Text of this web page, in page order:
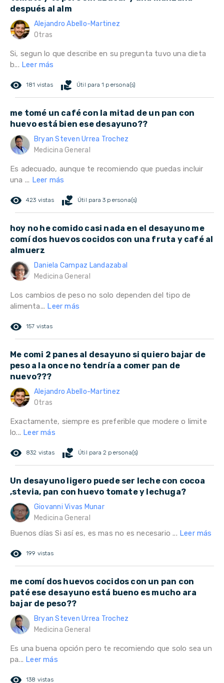
después al alm
Alejandro Abello-Martinez
Otras
Si, segun lo que describe en su pregunta tuvo una dieta
b... Leer más
remove_red_eye 181 vistas volunteer_activism Útil para 1 persona(s)
me tomé un café con la mitad de un pan con
huevo está bien ese desayuno??
Bryan Steven Urrea Trochez
Medicina General
Es adecuado, aunque te recomiendo que puedas incluir
una ... Leer más
remove_red_eye 423 vistas volunteer_activism Útil para 3 persona(s)
hoy no he comido casi nada en el desayuno me
comí dos huevos cocidos con una fruta y café al
almuerz
Daniela Campaz Landazabal
Medicina General
Los cambios de peso no solo dependen del tipo de
alimenta... Leer más
remove_red_eye 157 vistas
Me comi 2 panes al desayuno si quiero bajar de
peso a la once no tendría a comer pan de
nuevo???
Alejandro Abello-Martinez
Otras
Exactamente, siempre es preferible que modere o limite
lo... Leer más
remove_red_eye 832 vistas volunteer_activism Útil para 2 persona(s)
Un desayuno ligero puede ser leche con cocoa
,stevia, pan con huevo tomate y lechuga?
Giovanni Vivas Munar
Medicina General
Buenos días Si así es, es mas no es necesario ... Leer más
remove_red_eye 199 vistas
me comí dos huevos cocidos con un pan con
paté ese desayuno está bueno es mucho ara
bajar de peso??
Bryan Steven Urrea Trochez
Medicina General
Es una buena opción pero te recomiendo que solo sea un
pa... Leer más
remove_red_eye 138 vistas